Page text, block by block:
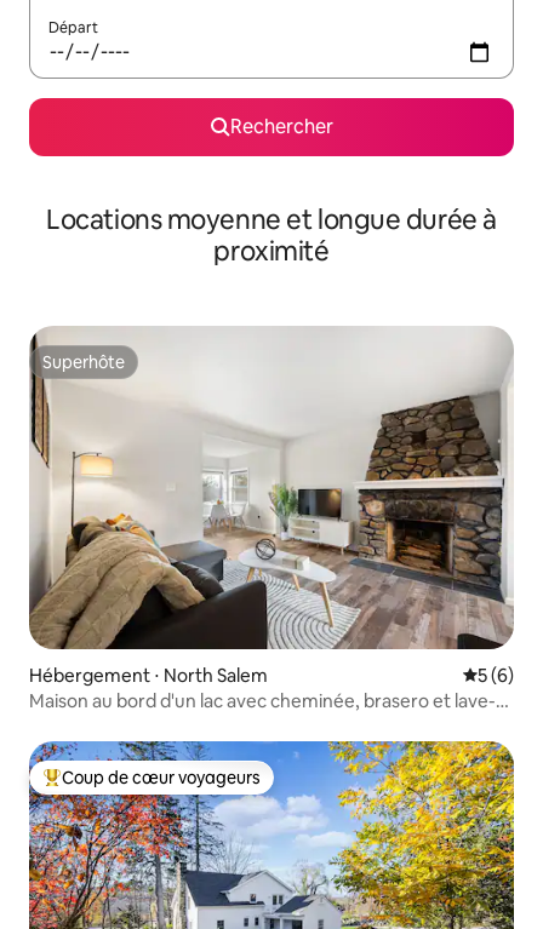
Départ
Rechercher
Locations moyenne et longue durée à
proximité
Superhôte
Superhôte
Hébergement ⋅ North Salem
5 (6)
Maison au bord d'un lac avec cheminée, brasero et lave-
Coups de cœur voyageurs les plus appréciés
Coup de cœur voyageurs